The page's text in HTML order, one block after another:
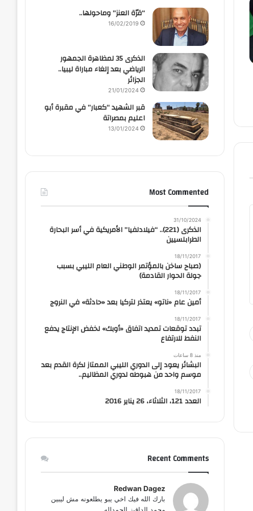
“قرّة العنز” وماحولها..
16/02/2019
الذكرى 35 لمظاهرة الجمهور
الرياضي بعد إلغاء مباراة ليبيا..
الجزائر
21/01/2024
قبر الشهيد “كعبار” في مقبرة أبو
اعليم بمصراتة
13/01/2024
Most Commented
31/10/2024
الذكرى (221).. “فيلادلفيا” الأمريكية في أسر البحارة
الطرابلسيين
18/11/2017
(صباح ساخن بالمؤتمر الوطني العام الليبي بسبب
جولة الحوار القادمة)
18/11/2017
أمين عام «ناتو» يعتذر لتركيا بعد «حادثة» في النروج
18/11/2017
تبدد توقعات تمديد اتفاق «أوبك» لخفض الإنتاج يدفع
النفط للارتفاع
منذ 8 ساعات
البشائر يعود إلى الدوري الليبي الممتاز لكرة القدم بعد
موسم واحد من هبوطه لدوري المظاليم..
18/11/2017
العدد 121، الثلاثاء، 26 يناير 2016
Recent Comments
Redwan Dagez
بارك الله فيك اخي يبو يطلعونه مش ليبين